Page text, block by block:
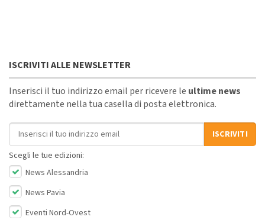
ISCRIVITI ALLE NEWSLETTER
Inserisci il tuo indirizzo email per ricevere le ultime news
direttamente nella tua casella di posta elettronica.
Indirizzo email
ISCRIVITI
Scegli le tue edizioni:
News Alessandria
News Pavia
Eventi Nord-Ovest